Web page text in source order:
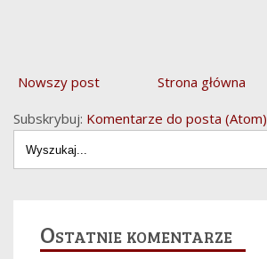
Nowszy post Strona główna
Subskrybuj: Komentarze do posta (Atom)
Ostatnie komentarze